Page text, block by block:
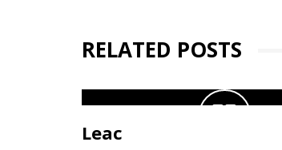
RELATED POSTS
Leac